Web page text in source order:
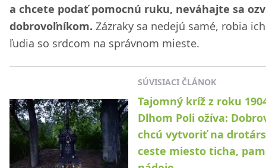
a chcete podať pomocnú ruku, neváhajte sa
dobrovoľníkom. Zázraky sa nedejú samé, robia
ľudia so srdcom na správnom mieste.
SÚVISIACI ČLÁNOK
Tajomný kríž z roku
Dlhom Poli ožíva:
chcú vytvoriť na
ceste miesto ticha,